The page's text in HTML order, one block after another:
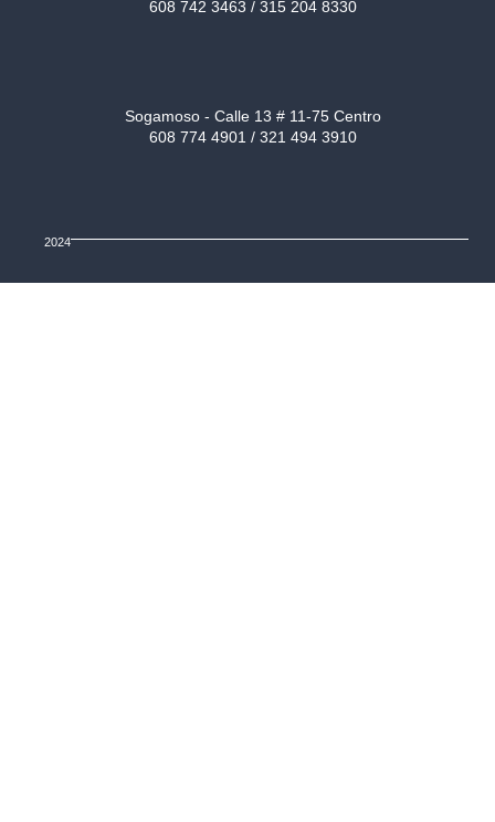
608 742 3463 / 315 204 8330
Sogamoso - Calle 13 # 11-75 Centro
608 774 4901 / 321 494 3910
2024